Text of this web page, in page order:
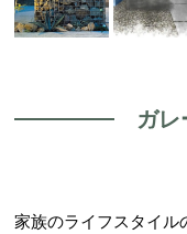
ガレ
家族のライフスタイル